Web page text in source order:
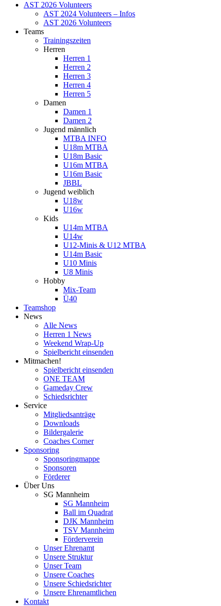
AST 2026 Volunteers
AST 2024 Volunteers – Infos
AST 2026 Volunteers
Teams
Trainingszeiten
Herren
Herren 1
Herren 2
Herren 3
Herren 4
Herren 5
Damen
Damen 1
Damen 2
Jugend männlich
MTBA INFO
U18m MTBA
U18m Basic
U16m MTBA
U16m Basic
JBBL
Jugend weiblich
U18w
U16w
Kids
U14m MTBA
U14w
U12-Minis & U12 MTBA
U14m Basic
U10 Minis
U8 Minis
Hobby
Mix-Team
Ü40
Teamshop
News
Alle News
Herren 1 News
Weekend Wrap-Up
Spielbericht einsenden
Mitmachen!
Spielbericht einsenden
ONE TEAM
Gameday Crew
Schiedsrichter
Service
Mitgliedsanträge
Downloads
Bildergalerie
Coaches Corner
Sponsoring
Sponsoringmappe
Sponsoren
Förderer
Über Uns
SG Mannheim
SG Mannheim
Ball im Quadrat
DJK Mannheim
TSV Mannheim
Förderverein
Unser Ehrenamt
Unsere Struktur
Unser Team
Unsere Coaches
Unsere Schiedsrichter
Unsere Ehrenamtlichen
Kontakt